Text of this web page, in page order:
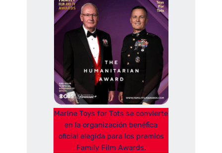
Marine Toys for Tots se convierte
en la organización benéfica
oficial elegida para los premios
Family Film Awards.